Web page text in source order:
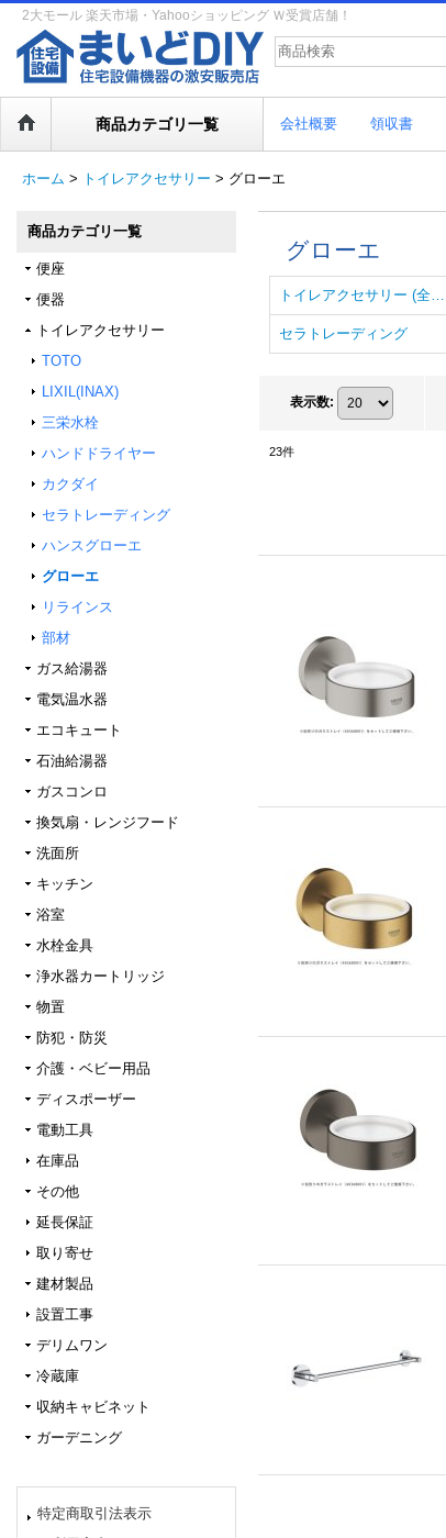
2大モール 楽天市場・Yahooショッピング Ｗ受賞店舗！
商品カテゴリ一覧 会社概要 領収書
ホーム > トイレアクセサリー > グローエ
商品カテゴリ一覧
便座
便器
トイレアクセサリー
TOTO
LIXIL(INAX)
三栄水栓
ハンドドライヤー
カクダイ
セラトレーディング
ハンスグローエ
グローエ
リラインス
部材
ガス給湯器
電気温水器
エコキュート
石油給湯器
ガスコンロ
換気扇・レンジフード
洗面所
キッチン
浴室
水栓金具
浄水器カートリッジ
物置
防犯・防災
介護・ベビー用品
ディスポーザー
電動工具
在庫品
その他
延長保証
取り寄せ
建材製品
設置工事
デリムワン
冷蔵庫
収納キャビネット
ガーデニング
特定商取引法表示
グローエ
トイレアクセサリー (全商品)
セラトレーディング
表示数:
23件